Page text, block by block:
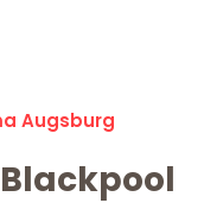
Augsburg